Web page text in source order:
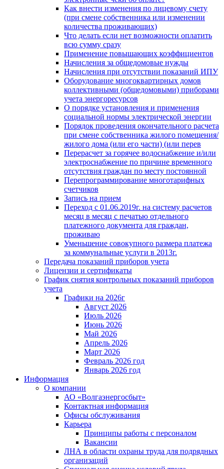
Как внести изменения по лицевому счету
(при смене собственника или изменении
количества проживающих)
Что делать если нет возможности оплатить
всю сумму сразу
Применение повышающих коэффициентов
Начисления за общедомовые нужды
Начисления при отсутствии показаний ИПУ
Оборудование многоквартирных домов
коллективными (общедомовыми) приборами
учета энергоресурсов
О порядке установления и применения
социальной нормы электрической энергии
Порядок проведения окончательного расчета
при смене собственника жилого помещения/
жилого дома (или его части) (или перев
Перерасчет за горячее водоснабжение и/или
электроснабжение по причине временного
отсутствия граждан по месту постоянной
Перепрограммирование многотарифных
счетчиков
Запись на прием
Переход с 01.06.2019г. на систему расчетов
месяц в месяц с печатью отдельного
платежного документа для граждан,
проживаю
Уменьшение совокупного размера платежа
за коммунальные услуги в 2013г.
Передача показаний приборов учета
Лицензии и сертификаты
График снятия контрольных показаний приборов
учета
Графики на 2026г
Август 2026
Июль 2026
Июнь 2026
Май 2026
Апрель 2026
Март 2026
Февраль 2026 год
Январь 2026 год
Информация
О компании
АО «Волгаэнергосбыт»
Контактная информация
Офисы обслуживания
Карьера
Принципы работы с персоналом
Вакансии
ЛНА в области охраны труда для подрядных
организаций